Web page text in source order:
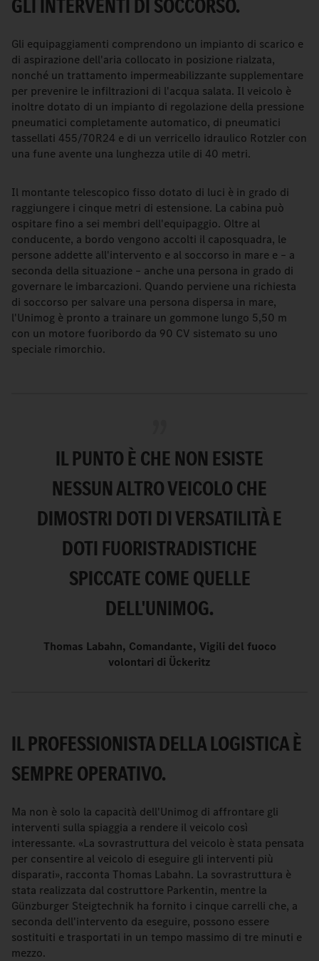
GLI INTERVENTI DI SOCCORSO.
Gli equipaggiamenti comprendono un impianto di scarico e
di aspirazione dell'aria collocato in posizione rialzata,
nonché un trattamento impermeabilizzante supplementare
per prevenire le infiltrazioni di l'acqua salata. Il veicolo è
inoltre dotato di un impianto di regolazione della pressione
pneumatici completamente automatico, di pneumatici
tassellati 455/70R24 e di un verricello idraulico Rotzler con
una fune avente una lunghezza utile di 40 metri.
Il montante telescopico fisso dotato di luci è in grado di
raggiungere i cinque metri di estensione. La cabina può
ospitare fino a sei membri dell'equipaggio. Oltre al
conducente, a bordo vengono accolti il caposquadra, le
persone addette all'intervento e al soccorso in mare e – a
seconda della situazione – anche una persona in grado di
governare le imbarcazioni. Quando perviene una richiesta
di soccorso per salvare una persona dispersa in mare,
l'Unimog è pronto a trainare un gommone lungo 5,50 m
con un motore fuoribordo da 90 CV sistemato su uno
speciale rimorchio.
IL PUNTO È CHE NON ESISTE
NESSUN ALTRO VEICOLO CHE
DIMOSTRI DOTI DI VERSATILITÀ E
DOTI FUORISTRADISTICHE
SPICCATE COME QUELLE
DELL'UNIMOG.
Thomas Labahn, Comandante, Vigili del fuoco
volontari di Ückeritz
IL PROFESSIONISTA DELLA LOGISTICA È
SEMPRE OPERATIVO.
Ma non è solo la capacità dell'Unimog di affrontare gli
interventi sulla spiaggia a rendere il veicolo così
interessante. «La sovrastruttura del veicolo è stata pensata
per consentire al veicolo di eseguire gli interventi più
disparati», racconta Thomas Labahn. La sovrastruttura è
stata realizzata dal costruttore Parkentin, mentre la
Günzburger Steigtechnik ha fornito i cinque carrelli che, a
seconda dell'intervento da eseguire, possono essere
sostituiti e trasportati in un tempo massimo di tre minuti e
mezzo.